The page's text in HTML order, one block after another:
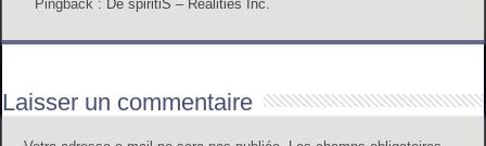
Pingback : De spiritiS – Realities Inc.
Laisser un commentaire